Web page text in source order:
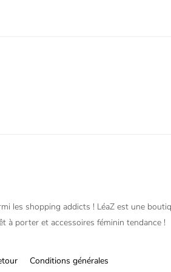
les shopping addicts ! LéaZ est une
à porter et accessoires féminin tendance !
Conditions générales